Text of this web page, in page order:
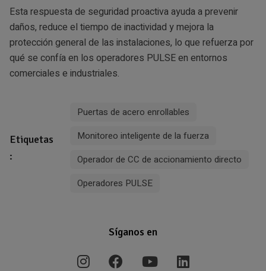
Esta respuesta de seguridad proactiva ayuda a prevenir
daños, reduce el tiempo de inactividad y mejora la
protección general de las instalaciones, lo que refuerza por
qué se confía en los operadores PULSE en entornos
comerciales e industriales.
Etiquetas
:
Puertas de acero enrollables
Monitoreo inteligente de la fuerza
Operador de CC de accionamiento directo
Operadores PULSE
Síganos en